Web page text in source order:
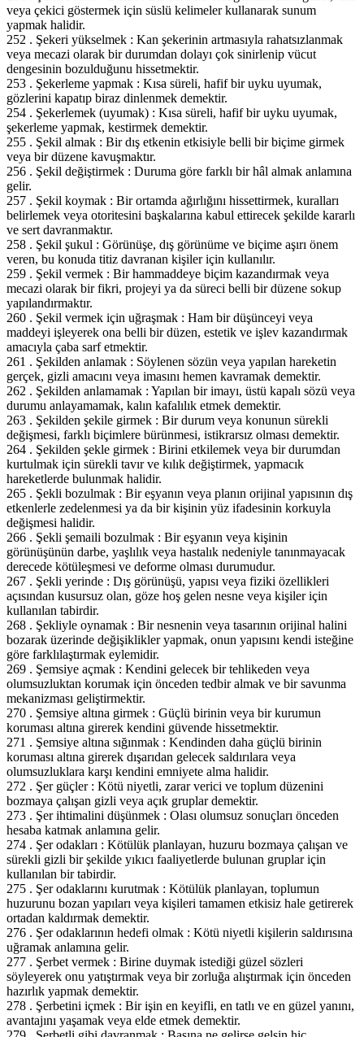
veya çekici göstermek için süslü kelimeler kullanarak sunum
yapmak halidir.
252 . Şekeri yükselmek : Kan şekerinin artmasıyla rahatsızlanmak
veya mecazi olarak bir durumdan dolayı çok sinirlenip vücut
dengesinin bozulduğunu hissetmektir.
253 . Şekerleme yapmak : Kısa süreli, hafif bir uyku uyumak,
gözlerini kapatıp biraz dinlenmek demektir.
254 . Şekerlemek (uyumak) : Kısa süreli, hafif bir uyku uyumak,
şekerleme yapmak, kestirmek demektir.
255 . Şekil almak : Bir dış etkenin etkisiyle belli bir biçime girmek
veya bir düzene kavuşmaktır.
256 . Şekil değiştirmek : Duruma göre farklı bir hâl almak anlamına
gelir.
257 . Şekil koymak : Bir ortamda ağırlığını hissettirmek, kuralları
belirlemek veya otoritesini başkalarına kabul ettirecek şekilde kararlı
ve sert davranmaktır.
258 . Şekil şukul : Görünüşe, dış görünüme ve biçime aşırı önem
veren, bu konuda titiz davranan kişiler için kullanılır.
259 . Şekil vermek : Bir hammaddeye biçim kazandırmak veya
mecazi olarak bir fikri, projeyi ya da süreci belli bir düzene sokup
yapılandırmaktır.
260 . Şekil vermek için uğraşmak : Ham bir düşünceyi veya
maddeyi işleyerek ona belli bir düzen, estetik ve işlev kazandırmak
amacıyla çaba sarf etmektir.
261 . Şekilden anlamak : Söylenen sözün veya yapılan hareketin
gerçek, gizli amacını veya imasını hemen kavramak demektir.
262 . Şekilden anlamamak : Yapılan bir imayı, üstü kapalı sözü veya
durumu anlayamamak, kalın kafalılık etmek demektir.
263 . Şekilden şekile girmek : Bir durum veya konunun sürekli
değişmesi, farklı biçimlere bürünmesi, istikrarsız olması demektir.
264 . Şekilden şekle girmek : Birini etkilemek veya bir durumdan
kurtulmak için sürekli tavır ve kılık değiştirmek, yapmacık
hareketlerde bulunmak halidir.
265 . Şekli bozulmak : Bir eşyanın veya planın orijinal yapısının dış
etkenlerle zedelenmesi ya da bir kişinin yüz ifadesinin korkuyla
değişmesi halidir.
266 . Şekli şemaili bozulmak : Bir eşyanın veya kişinin
görünüşünün darbe, yaşlılık veya hastalık nedeniyle tanınmayacak
derecede kötüleşmesi ve deforme olması durumudur.
267 . Şekli yerinde : Dış görünüşü, yapısı veya fiziki özellikleri
açısından kusursuz olan, göze hoş gelen nesne veya kişiler için
kullanılan tabirdir.
268 . Şekliyle oynamak : Bir nesnenin veya tasarının orijinal halini
bozarak üzerinde değişiklikler yapmak, onun yapısını kendi isteğine
göre farklılaştırmak eylemidir.
269 . Şemsiye açmak : Kendini gelecek bir tehlikeden veya
olumsuzluktan korumak için önceden tedbir almak ve bir savunma
mekanizması geliştirmektir.
270 . Şemsiye altına girmek : Güçlü birinin veya bir kurumun
koruması altına girerek kendini güvende hissetmektir.
271 . Şemsiye altına sığınmak : Kendinden daha güçlü birinin
koruması altına girerek dışarıdan gelecek saldırılara veya
olumsuzluklara karşı kendini emniyete alma halidir.
272 . Şer güçler : Kötü niyetli, zarar verici ve toplum düzenini
bozmaya çalışan gizli veya açık gruplar demektir.
273 . Şer ihtimalini düşünmek : Olası olumsuz sonuçları önceden
hesaba katmak anlamına gelir.
274 . Şer odakları : Kötülük planlayan, huzuru bozmaya çalışan ve
sürekli gizli bir şekilde yıkıcı faaliyetlerde bulunan gruplar için
kullanılan bir tabirdir.
275 . Şer odaklarını kurutmak : Kötülük planlayan, toplumun
huzurunu bozan yapıları veya kişileri tamamen etkisiz hale getirerek
ortadan kaldırmak demektir.
276 . Şer odaklarının hedefi olmak : Kötü niyetli kişilerin saldırısına
uğramak anlamına gelir.
277 . Şerbet vermek : Birine duymak istediği güzel sözleri
söyleyerek onu yatıştırmak veya bir zorluğa alıştırmak için önceden
hazırlık yapmak demektir.
278 . Şerbetini içmek : Bir işin en keyifli, en tatlı ve en güzel yanını,
avantajını yaşamak veya elde etmek demektir.